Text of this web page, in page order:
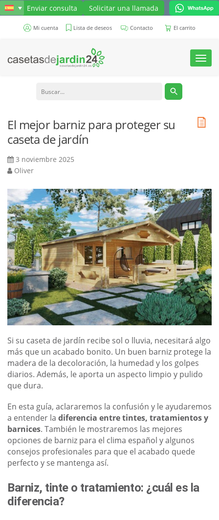
Enviar consulta Solicitar una llamada
Mi cuenta Lista de deseos Contacto El carrito
Toggle
El mejor barniz para proteger su
caseta de jardín
3 noviembre 2025
Oliver
Si su caseta de jardín recibe sol o lluvia, necesitará algo
más que un acabado bonito. Un buen barniz protege la
madera de la decoloración, la humedad y los golpes
diarios. Además, le aporta un aspecto limpio y pulido
que dura.
En esta guía, aclararemos la confusión y le ayudaremos
a entender la diferencia entre tintes, tratamientos y
barnices. También le mostraremos las mejores
opciones de barniz para el clima español y algunos
consejos profesionales para que el acabado quede
perfecto y se mantenga así.
Barniz, tinte o tratamiento: ¿cuál es la
diferencia?